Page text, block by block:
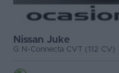
Nissan Juke
G N-Connecta CVT (112 CV)